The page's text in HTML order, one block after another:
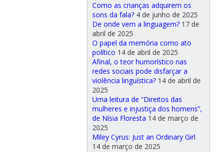
Como as crianças adquirem os
sons da fala? 4 de junho de 2025
De onde vem a linguagem? 17 de
abril de 2025
O papel da memória como ato
político 14 de abril de 2025
Afinal, o teor humorístico nas
redes sociais pode disfarçar a
violência linguística? 14 de abril de
2025
Uma leitura de “Direitos das
mulheres e injustiça dos homens”,
de Nísia Floresta 14 de março de
2025
Miley Cyrus: Just an Ordinary Girl
14 de março de 2025